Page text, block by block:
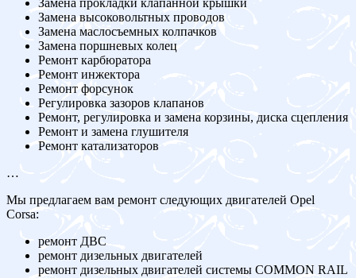
Замена прокладки клапанной крышки
Замена высоковольтных проводов
Замена маслосъемных колпачков
Замена поршневых колец
Ремонт карбюратора
Ремонт инжектора
Ремонт форсунок
Регулировка зазоров клапанов
Ремонт, регулировка и замена корзины, диска сцепления
Ремонт и замена глушителя
Ремонт катализаторов
…
Мы предлагаем вам ремонт следующих двигателей Opel
Corsa:
ремонт ДВС
ремонт дизельных двигателей
ремонт дизельных двигателей системы COMMON RAIL